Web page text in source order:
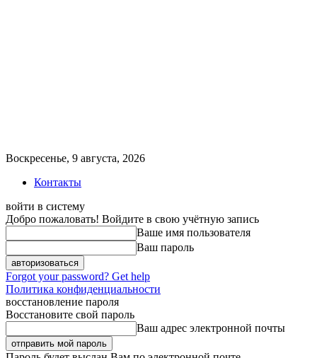
Воскресенье, 9 августа, 2026
Контакты
войти в систему
Добро пожаловать! Войдите в свою учётную запись
Ваше имя пользователя
Ваш пароль
Forgot your password? Get help
Политика конфиденциальности
восстановление пароля
Восстановите свой пароль
Ваш адрес электронной почты